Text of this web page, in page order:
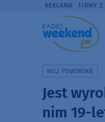
REKLAMA FIRMY Z
WOJ. POMORSKIE
Jest
nim 19-